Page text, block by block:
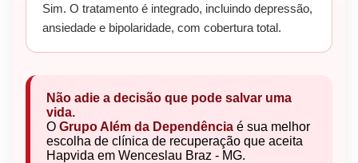
Sim. O tratamento é integrado, incluindo depressão,
ansiedade e bipolaridade, com cobertura total.
Não adie a decisão que pode salvar uma
vida.
O Grupo Além da Dependência é sua melhor
escolha de clínica de recuperação que aceita
Hapvida em Wenceslau Braz - MG.